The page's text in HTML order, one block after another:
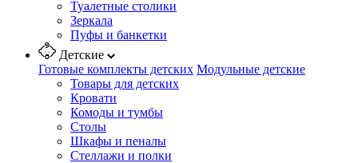
Туалетные столики
Зеркала
Пуфы и банкетки
Детские
Готовые комплекты детских Модульные детские
Товары для детских
Кровати
Комоды и тумбы
Столы
Шкафы и пеналы
Стеллажи и полки